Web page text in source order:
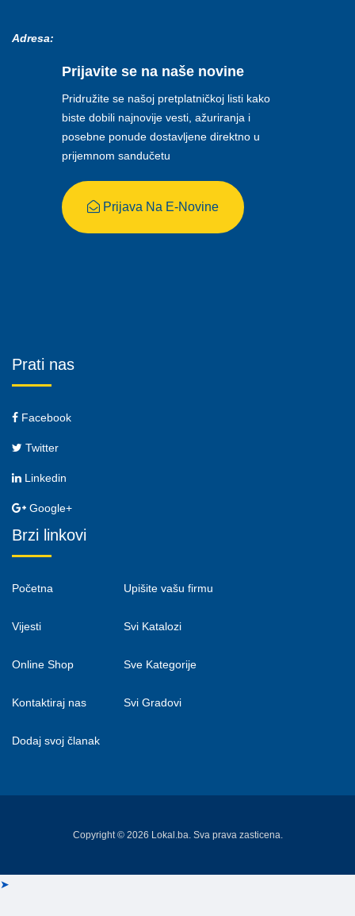
Adresa:
Prijavite se na naše novine
Pridružite se našoj pretplatničkoj listi kako
biste dobili najnovije vesti, ažuriranja i
posebne ponude dostavljene direktno u
prijemnom sandučetu
Prijava Na E-Novine
Prati nas
Facebook
Twitter
Linkedin
Google+
Brzi linkovi
Početna
Vijesti
Online Shop
Kontaktiraj nas
Dodaj svoj članak
Upišite vašu firmu
Svi Katalozi
Sve Kategorije
Svi Gradovi
Copyright © 2026 Lokal.ba. Sva prava zasticena.
➤